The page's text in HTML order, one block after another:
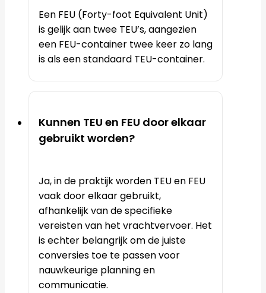
Een FEU (Forty-foot Equivalent Unit)
is gelijk aan twee TEU’s, aangezien
een FEU-container twee keer zo lang
is als een standaard TEU-container.
Kunnen TEU en FEU door elkaar
gebruikt worden?
Ja, in de praktijk worden TEU en FEU
vaak door elkaar gebruikt,
afhankelijk van de specifieke
vereisten van het vrachtvervoer. Het
is echter belangrijk om de juiste
conversies toe te passen voor
nauwkeurige planning en
communicatie.